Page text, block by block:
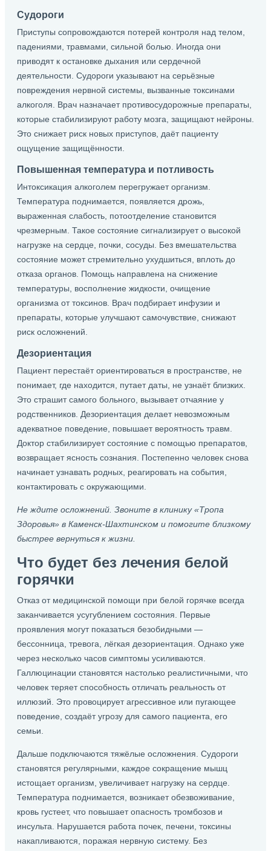
Судороги
Приступы сопровождаются потерей контроля над телом,
падениями, травмами, сильной болью. Иногда они
приводят к остановке дыхания или сердечной
деятельности. Судороги указывают на серьёзные
повреждения нервной системы, вызванные токсинами
алкоголя. Врач назначает противосудорожные препараты,
которые стабилизируют работу мозга, защищают нейроны.
Это снижает риск новых приступов, даёт пациенту
ощущение защищённости.
Повышенная температура и потливость
Интоксикация алкоголем перегружает организм.
Температура поднимается, появляется дрожь,
выраженная слабость, потоотделение становится
чрезмерным. Такое состояние сигнализирует о высокой
нагрузке на сердце, почки, сосуды. Без вмешательства
состояние может стремительно ухудшиться, вплоть до
отказа органов. Помощь направлена на снижение
температуры, восполнение жидкости, очищение
организма от токсинов. Врач подбирает инфузии и
препараты, которые улучшают самочувствие, снижают
риск осложнений.
Дезориентация
Пациент перестаёт ориентироваться в пространстве, не
понимает, где находится, путает даты, не узнаёт близких.
Это страшит самого больного, вызывает отчаяние у
родственников. Дезориентация делает невозможным
адекватное поведение, повышает вероятность травм.
Доктор стабилизирует состояние с помощью препаратов,
возвращает ясность сознания. Постепенно человек снова
начинает узнавать родных, реагировать на события,
контактировать с окружающими.
Не ждите осложнений. Звоните в клинику «Тропа
Здоровья» в Каменск-Шахтинском и помогите близкому
быстрее вернуться к жизни.
Что будет без лечения белой
горячки
Отказ от медицинской помощи при белой горячке всегда
заканчивается усугублением состояния. Первые
проявления могут показаться безобидными —
бессонница, тревога, лёгкая дезориентация. Однако уже
через несколько часов симптомы усиливаются.
Галлюцинации становятся настолько реалистичными, что
человек теряет способность отличать реальность от
иллюзий. Это провоцирует агрессивное или пугающее
поведение, создаёт угрозу для самого пациента, его
семьи.
Дальше подключаются тяжёлые осложнения. Судороги
становятся регулярными, каждое сокращение мышц
истощает организм, увеличивает нагрузку на сердце.
Температура поднимается, возникает обезвоживание,
кровь густеет, что повышает опасность тромбозов и
инсульта. Нарушается работа почек, печени, токсины
накапливаются, поражая нервную систему. Без